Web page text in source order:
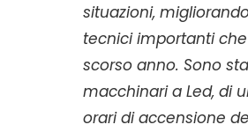
situazioni,
tecnici importanti
scorso anno. Sono
macchinari a Led, di
orari di accensione